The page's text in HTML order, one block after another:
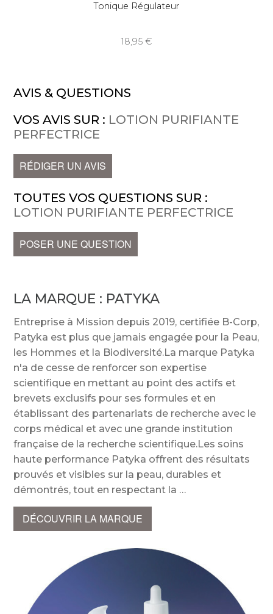
Tonique Régulateur
18,95
AVIS & QUESTIONS
VOS AVIS SUR : LOTION PURIFIANTE
PERFECTRICE
RÉDIGER UN AVIS
TOUTES VOS QUESTIONS SUR :
LOTION PURIFIANTE PERFECTRICE
POSER UNE QUESTION
LA MARQUE : PATYKA
Entreprise à Mission depuis 2019, certifiée B-Corp,
Patyka est plus que jamais engagée pour la Peau,
les Hommes et la Biodiversité.La marque Patyka
n'a de cesse de renforcer son expertise
scientifique en mettant au point des actifs et
brevets exclusifs pour ses formules et en
établissant des partenariats de recherche avec le
corps médical et avec une grande institution
française de la recherche scientifique.Les soins
haute performance Patyka offrent des résultats
prouvés et visibles sur la peau, durables et
démontrés, tout en respectant la
DÉCOUVRIR LA MARQUE